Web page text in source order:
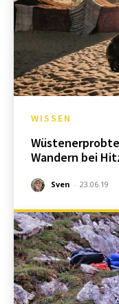
WISSEN
Wandern bei
Sven - 23.06.19